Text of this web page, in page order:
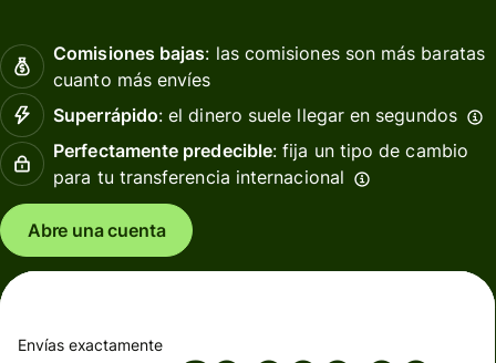
Comisiones bajas: las comisiones son más baratas
cuanto más envíes
Superrápido: el dinero suele llegar en segundos
Perfectamente predecible: fija un tipo de cambio
para tu transferencia internacional
Abre una cuenta
Envías exactamente